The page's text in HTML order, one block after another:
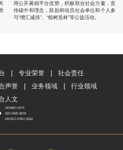
用公开募捐平台优势，积极联合社会力量，宣
传碳中和理念，鼓励和动员社会单位和个人参
与“增汇减排”、“植树造林”等公益活动。
专业荣誉
社会责任
声誉 业务领域
行业领域
人文